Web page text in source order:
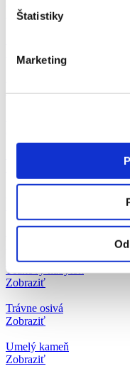
Štatistiky
Marketing
Zobraziť
Zobraziť
Substráty
Teakový nábytok
Zobraziť
Trávne osivá
Zobraziť
Umelý kameň
Zobraziť